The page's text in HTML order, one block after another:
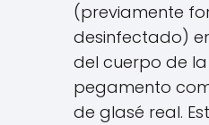
(previamente
desinfectado)
del cuerpo de
pegamento
de glasé real.